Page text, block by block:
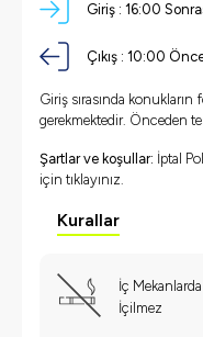
Giriş : 16:00
Çıkış : 10:00
Giriş sırasında
gerekmektedir. Önceden
Şartlar ve koşullar: İptal
için tıklayınız.
Kurallar
İç
İçilmez